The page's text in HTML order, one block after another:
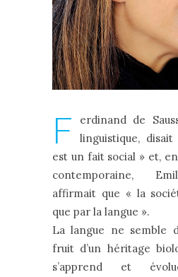
F
erdinand de
linguistique,
est un fait social » et,
contemporaine,
affirmait que « la
que par la langue ».
La langue ne semble
fruit d’un héritage
s’apprend et